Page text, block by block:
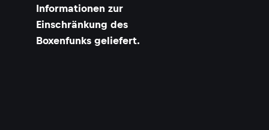
Informationen zur
Einschränkung des
Boxenfunks geliefert.